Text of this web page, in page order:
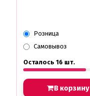
Розница
Самовывоз
Осталось 16 шт.
В корзину